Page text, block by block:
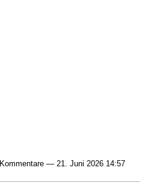
Kommentare — 21. Juni 2026 14:57